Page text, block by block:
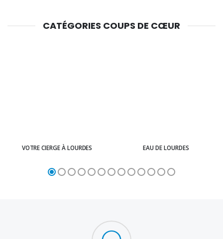
CATÉGORIES COUPS DE CŒUR
VOTRE CIERGE À LOURDES EAU DE LOURDES